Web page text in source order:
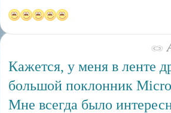
Кажется, у меня в ленте
большой поклонник
Мне всегда было